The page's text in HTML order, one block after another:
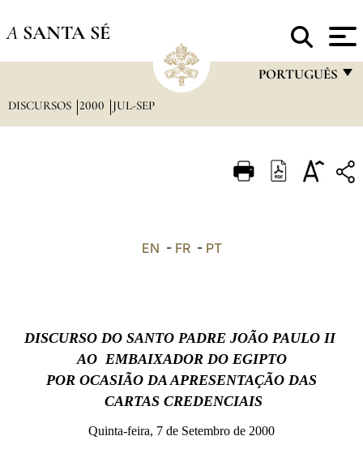
A SANTA SÉ
PORTUGUÊS
ITALIANO
中文
LATINE
DISCURSOS 2000 JUL-SEP
EN - FR- PT
DISCURSO DO SANTO PADRE JOÃO PAULO II
AO EMBAIXADOR DO EGIPTO
POR OCASIÃO DA APRESENTAÇÃO DAS
CARTAS CREDENCIAIS
Quinta-feira, 7 de Setembro de 2000